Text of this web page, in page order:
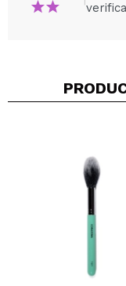
Tu vídeo